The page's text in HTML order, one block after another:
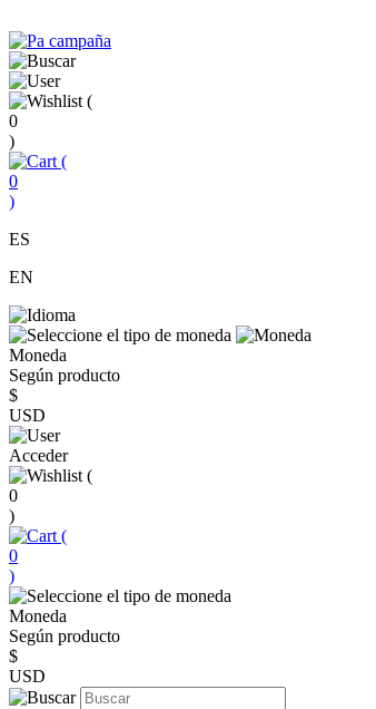
(
0
)
(
0
)
ES
EN
Moneda
Según producto
$
USD
Acceder
(
0
)
(
0
)
Moneda
Según producto
$
USD